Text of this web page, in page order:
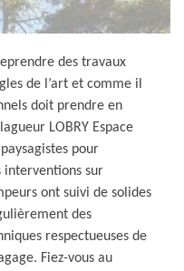
des travaux
de l’art et comme il
doit prendre en
LOBRY Espace
pour
interventions sur
ont suivi de solides
des
respectueuses de
Fiez-vous au